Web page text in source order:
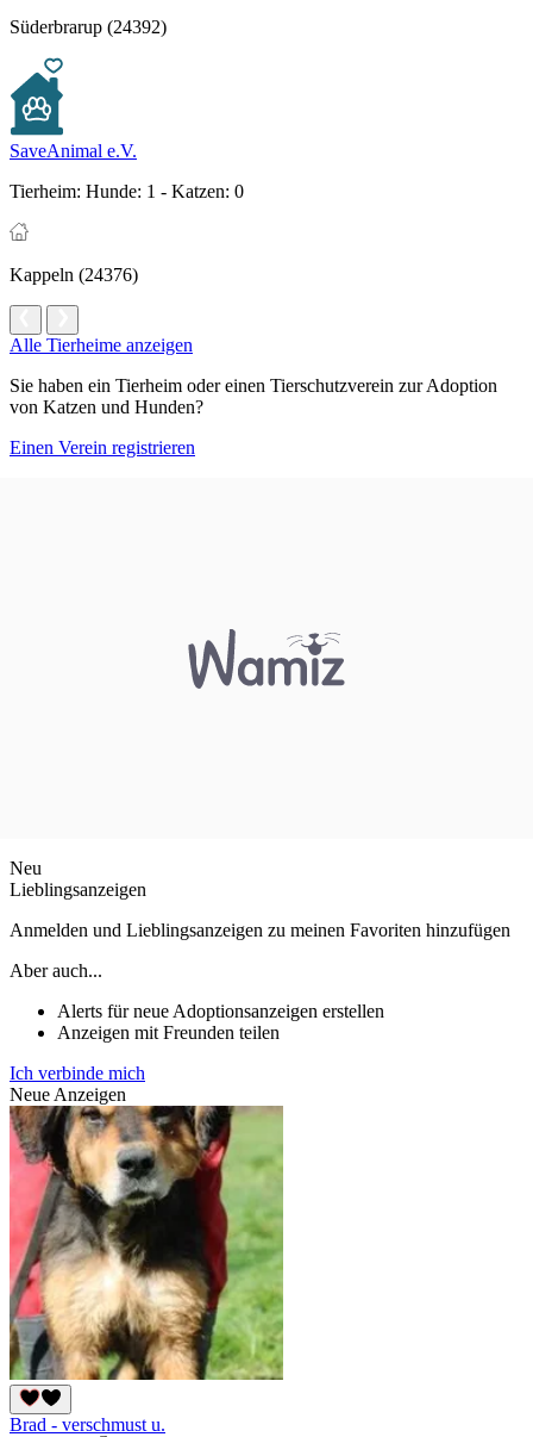
Süderbrarup (24392)
SaveAnimal e.V.
Tierheim: Hunde: 1 - Katzen: 0
Kappeln (24376)
Alle Tierheime anzeigen
Sie haben ein Tierheim oder einen Tierschutzverein zur Adoption
von Katzen und Hunden?
Einen Verein registrieren
Neu
Lieblingsanzeigen
Anmelden und Lieblingsanzeigen zu meinen Favoriten hinzufügen
Aber auch...
Alerts für neue Adoptionsanzeigen erstellen
Anzeigen mit Freunden teilen
Ich verbinde mich
Neue Anzeigen
Brad - verschmust u.